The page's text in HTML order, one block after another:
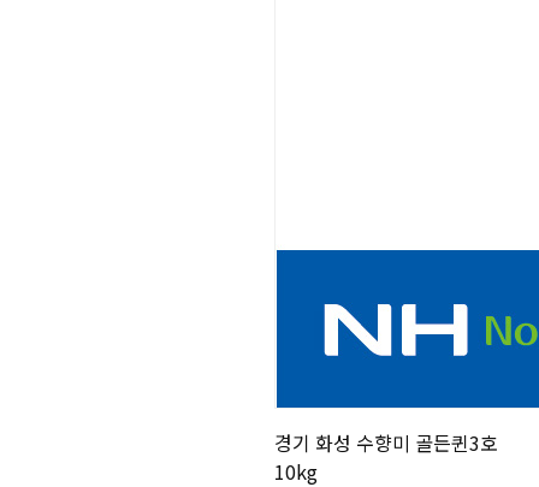
경기 화성 수향미 골든퀸3호
10kg